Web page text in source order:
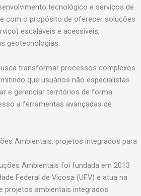
tecnológico e serviços de
com o propósito de oferecer soluções
escaláveis e acessíveis,
geotecnologias.
transformar processos complexos
que usuários não especialistas
e gerenciar territórios de forma
a ferramentas avançadas de
Ambientais: projetos integrados para
Ambientais foi fundada em 2013
Federal de Viçosa (UFV) e atua na
projetos ambientais integrados.